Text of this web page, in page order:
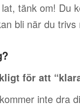
tänk om! Du
bli när du trivs
för att
inte dra